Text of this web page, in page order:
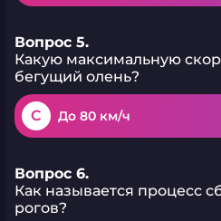
Вопрос 5.
Какую максимальную
бегущий олень?
C До 80 км/ч
Вопрос 6.
Как называется процесс
рогов?